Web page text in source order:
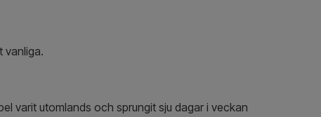
vanliga.
varit utomlands och sprungit sju dagar i veckan